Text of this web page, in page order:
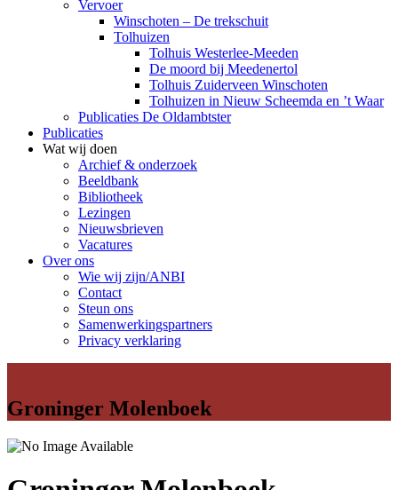
Vervoer
Winschoten – De trekschuit
Tolhuizen
Tolhuis Westerlee-Meeden
De moord bij Meedenertol
Tolhuis Zuiderveen Winschoten
Tolhuizen in Nieuw Scheemda en ’t Waar
Publicaties De Oldambtster
Publicaties
Wat wij doen
Archief & onderzoek
Beeldbank
Bibliotheek
Lezingen
Nieuwsbrieven
Vacatures
Over ons
Wie wij zijn/ANBI
Contact
Steun ons
Samenwerkingspartners
Privacy verklaring
Groninger Molenboek